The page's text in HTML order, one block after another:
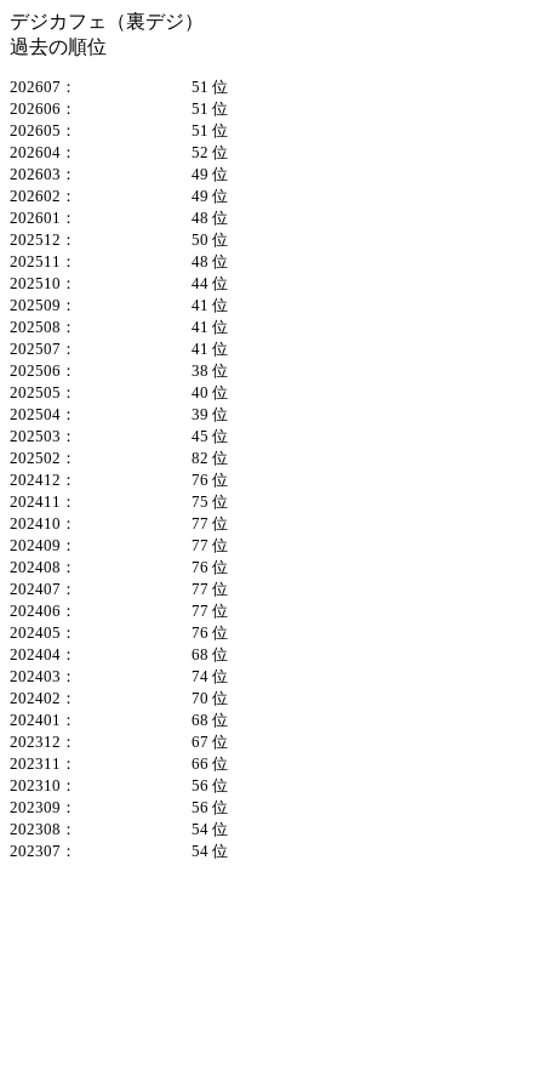
デジカフェ（裏デジ）
過去の順位
202607：
51 位
202606：
51 位
202605：
51 位
202604：
52 位
202603：
49 位
202602：
49 位
202601：
48 位
202512：
50 位
202511：
48 位
202510：
44 位
202509：
41 位
202508：
41 位
202507：
41 位
202506：
38 位
202505：
40 位
202504：
39 位
202503：
45 位
202502：
82 位
202412：
76 位
202411：
75 位
202410：
77 位
202409：
77 位
202408：
76 位
202407：
77 位
202406：
77 位
202405：
76 位
202404：
68 位
202403：
74 位
202402：
70 位
202401：
68 位
202312：
67 位
202311：
66 位
202310：
56 位
202309：
56 位
202308：
54 位
202307：
54 位